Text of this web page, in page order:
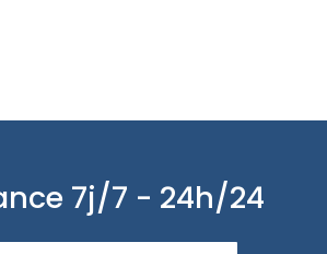
7j/7 - 24h/24